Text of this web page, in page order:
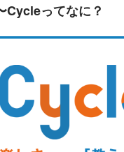
Cycleってなに？